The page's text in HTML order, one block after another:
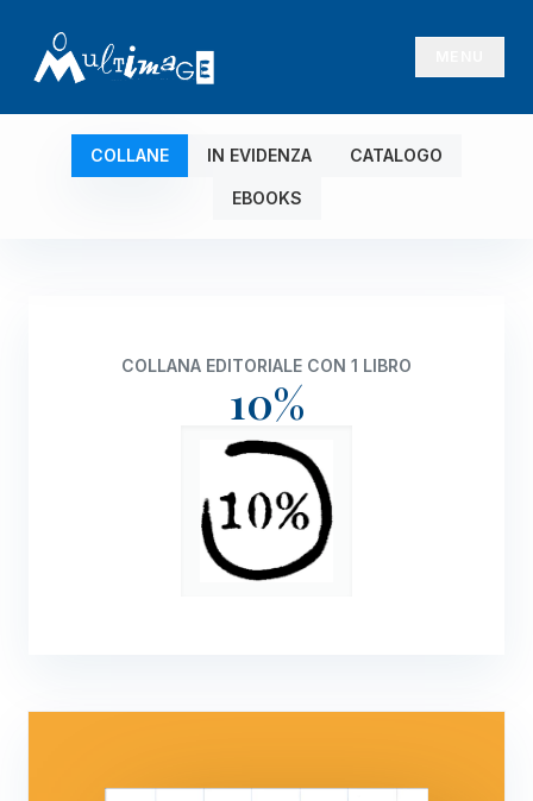
COLLANE IN EVIDENZA CATALOGO
EBOOKS
COLLANA EDITORIALE CON 1 LIBRO
10%